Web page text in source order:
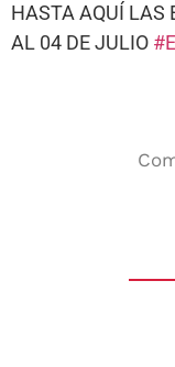
HASTA AQUÍ LAS
AL 04 DE JULIO